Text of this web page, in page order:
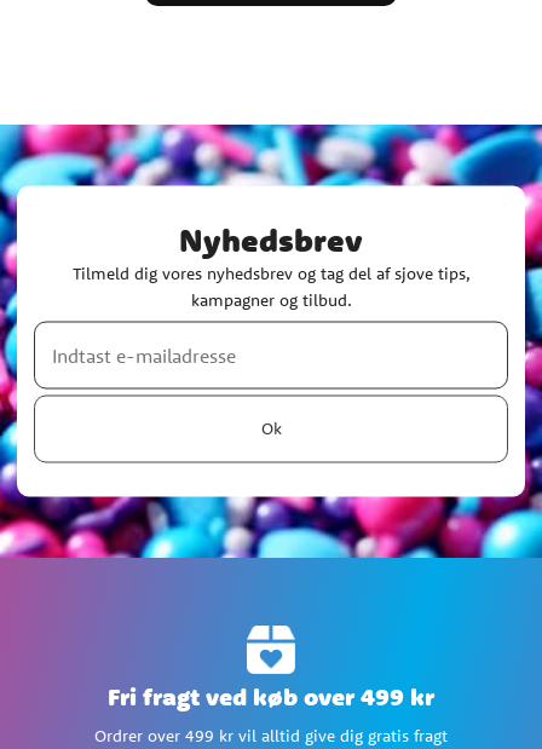
Nyhedsbrev
Tilmeld dig vores nyhedsbrev og tag del af sjove tips,
kampagner og tilbud.
Ok
Fri fragt ved køb over 499 kr
Ordrer over 499 kr vil alltid give dig gratis fragt